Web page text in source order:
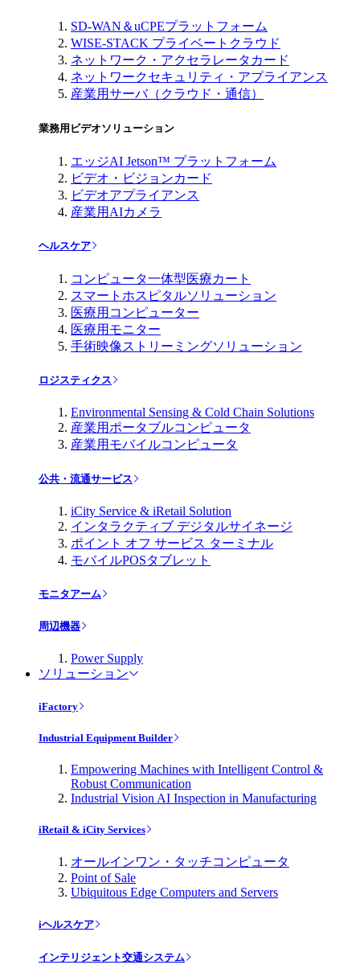
SD-WAN＆uCPEプラットフォーム
WISE-STACK プライベートクラウド
ネットワーク・アクセラレータカード
ネットワークセキュリティ・アプライアンス
産業用サーバ（クラウド・通信）
業務用ビデオソリューション
エッジAI Jetson™ プラットフォーム
ビデオ・ビジョンカード
ビデオアプライアンス
産業用AIカメラ
ヘルスケア
コンピュータ一体型医療カート
スマートホスピタルソリューション
医療用コンピューター
医療用モニター
手術映像ストリーミングソリューション
ロジスティクス
Environmental Sensing & Cold Chain Solutions
産業用ポータブルコンピュータ
産業用モバイルコンピュータ
公共・流通サービス
iCity Service & iRetail Solution
インタラクティブ デジタルサイネージ
ポイント オフ サービス ターミナル
モバイルPOSタブレット
モニタアーム
周辺機器
Power Supply
ソリューション
iFactory
Industrial Equipment Builder
Empowering Machines with Intelligent Control &
Robust Communication
Industrial Vision AI Inspection in Manufacturing
iRetail & iCity Services
オールインワン・タッチコンピュータ
Point of Sale
Ubiquitous Edge Computers and Servers
iヘルスケア
インテリジェント交通システム